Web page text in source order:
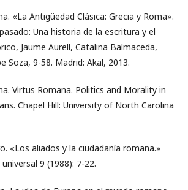
«La Antigüedad Clásica: Grecia y Roma».
Una historia de la escritura y el
Jaume Aurell, Catalina Balmaceda,
Soza, 9-58. Madrid: Akal, 2013.
Virtus Romana. Politics and Morality in
Chapel Hill: University of North Carolina
«Los aliados y la ciudadanía romana.»
9 (1988): 7-22.